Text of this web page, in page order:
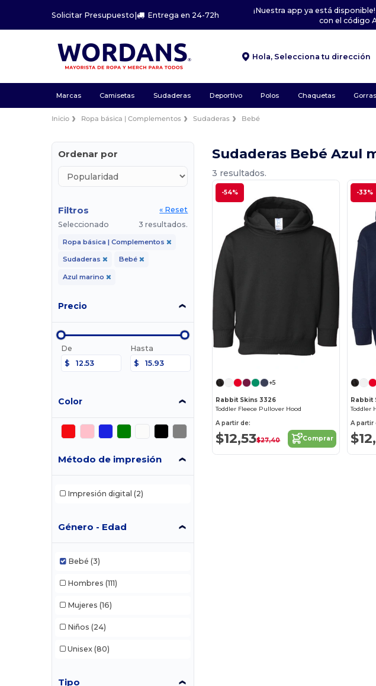
Solicitar Presupuesto| Entrega en 24-72h
¡Nuestra app ya está
con el código
Hola, Selecciona tu dirección
Marcas Camisetas Sudaderas Deportivo Polos Chaquetas Gorras
Inicio Ropa básica | Complementos Sudaderas Bebé
Ordenar por
Filtros
« Reset
Seleccionado
3 resultados.
Ropa básica | Complementos
Sudaderas Bebé
Azul marino
Precio
De
$
Hasta
$
Color
Método de impresión
Impresión digital (2)
Género - Edad
Bebé (3)
Hombres (111)
Mujeres (16)
Niños (24)
Unisex (80)
Tipo
Sudaderas Bebé Azul
3 resultados.
-54%
¡Personalízalo!
+5
Rabbit Skins 3326
Toddler Fleece Pullover Hood
A partir de:
$12,53$27,40 Comprar
-33%
Rabbit
Toddler
A partir